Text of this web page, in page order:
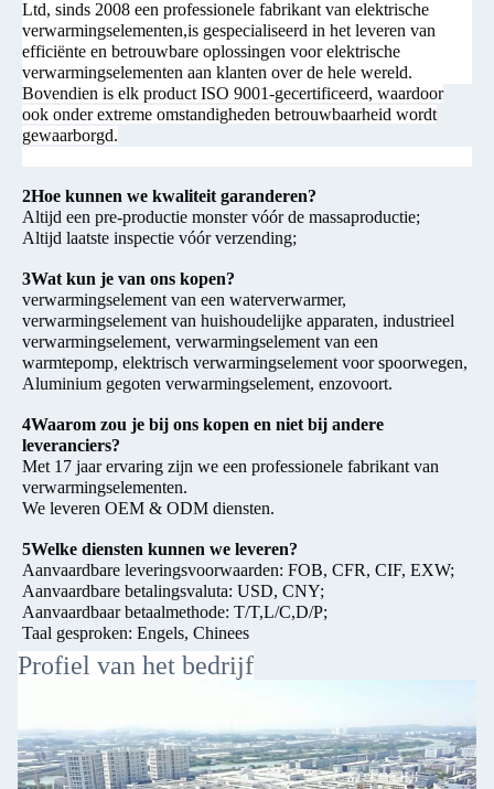
Ltd, sinds 2008 een professionele fabrikant van elektrische
verwarmingselementen,is gespecialiseerd in het leveren van
efficiënte en betrouwbare oplossingen voor elektrische
verwarmingselementen aan klanten over de hele wereld.
Bovendien is elk product ISO 9001-gecertificeerd, waardoor
ook onder extreme omstandigheden betrouwbaarheid wordt
gewaarborgd.
2Hoe kunnen we kwaliteit garanderen?
Altijd een pre-productie monster vóór de massaproductie;
Altijd laatste inspectie vóór verzending;
3Wat kun je van ons kopen?
verwarmingselement van een waterverwarmer,
verwarmingselement van huishoudelijke apparaten, industrieel
verwarmingselement, verwarmingselement van een
warmtepomp, elektrisch verwarmingselement voor spoorwegen,
Aluminium gegoten verwarmingselement, enzovoort.
4Waarom zou je bij ons kopen en niet bij andere
leveranciers?
Met 17 jaar ervaring zijn we een professionele fabrikant van
verwarmingselementen.
We leveren OEM & ODM diensten.
5Welke diensten kunnen we leveren?
Aanvaardbare leveringsvoorwaarden: FOB, CFR, CIF, EXW;
Aanvaardbare betalingsvaluta: USD, CNY;
Aanvaardbaar betaalmethode: T/T,L/C,D/P;
Taal gesproken: Engels, Chinees
Profiel van het bedrijf